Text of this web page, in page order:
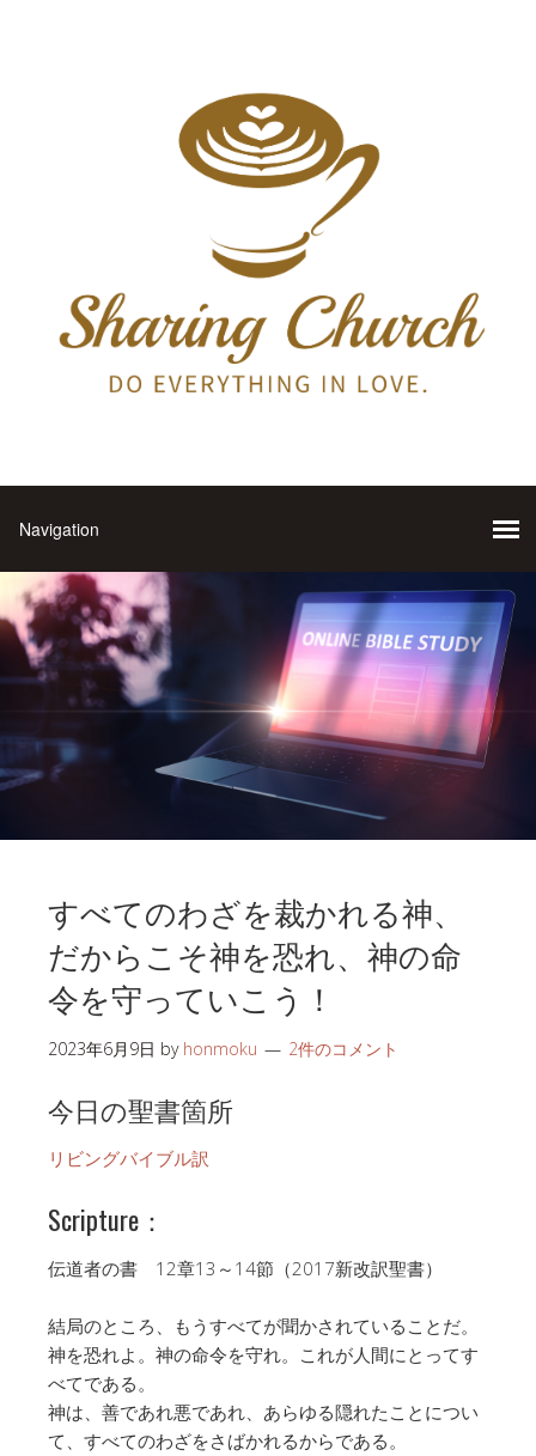
すべてのわざを裁かれる神、
だからこそ神を恐れ、神の命
令を守っていこう！
2023年6月9日 by honmoku 2件のコメント
今日の聖書箇所
リビングバイブル訳
Scripture：
伝道者の書 12章13～14節（2017新改訳聖書）
結局のところ、もうすべてが聞かされていることだ。
神を恐れよ。神の命令を守れ。これが人間にとってす
べてである。
神は、善であれ悪であれ、あらゆる隠れたことについ
て、すべてのわざをさばかれるからである。